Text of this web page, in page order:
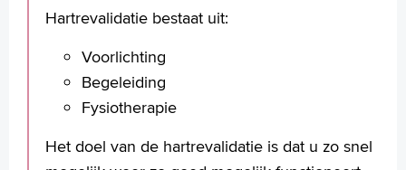
Hartrevalidatie bestaat uit:
Voorlichting
Begeleiding
Fysiotherapie
Het doel van de hartrevalidatie is dat u zo snel